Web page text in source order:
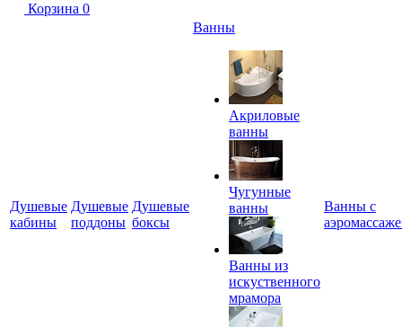
Корзина 0
Душевые
кабины
Душевые
поддоны
Душевые
боксы
Ванны
Акриловые
ванны
Чугунные
ванны
Ванны из
искуственного
мрамора
Ванны с